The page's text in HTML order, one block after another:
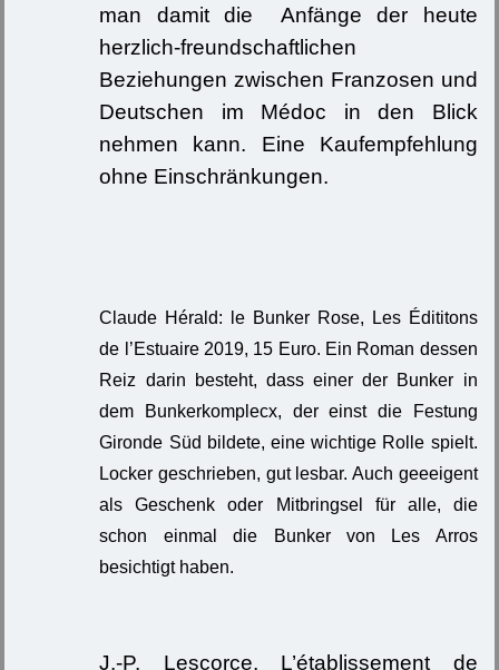
man damit die Anfänge der heute
herzlich-freundschaftlichen
Beziehungen zwischen Franzosen und
Deutschen im Médoc in den Blick
nehmen kann. Eine Kaufempfehlung
ohne Einschränkungen.
Claude Hérald: le Bunker Rose, Les Édititons
de l’Estuaire 2019, 15 Euro. Ein Roman dessen
Reiz darin besteht, dass einer der Bunker in
dem Bunkerkomplecx, der einst die Festung
Gironde Süd bildete, eine wichtige Rolle spielt.
Locker geschrieben, gut lesbar. Auch geeeigent
als Geschenk oder Mitbringsel für alle, die
schon einmal die Bunker von Les Arros
besichtigt haben.
J.-P. Lescorce, L’établissement de